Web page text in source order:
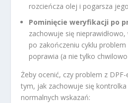
rozcieńcza olej i pogarsza
Pominięcie weryfikacji po
zachowuje się
po zakończeniu cyklu
poprawia (a nie tylko chwilowo
Żeby ocenić, czy problem z
tym, jak zachowuje się
normalnych wskazań: